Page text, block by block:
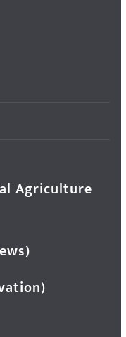
Agriculture